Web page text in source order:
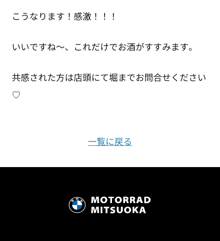
こうなります！感激！！！
いいですね～、これだけでお酒がすすみます。
共感された方は店頭にて堀までお問合せください
♡
一覧に戻る